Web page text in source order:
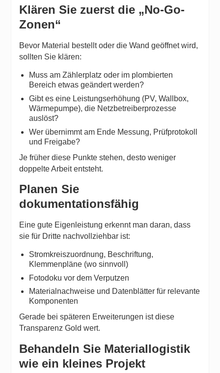
Klären Sie zuerst die „No-Go-
Zonen“
Bevor Material bestellt oder die Wand geöffnet wird,
sollten Sie klären:
Muss am Zählerplatz oder im plombierten
Bereich etwas geändert werden?
Gibt es eine Leistungserhöhung (PV, Wallbox,
Wärmepumpe), die Netzbetreiberprozesse
auslöst?
Wer übernimmt am Ende Messung, Prüfprotokoll
und Freigabe?
Je früher diese Punkte stehen, desto weniger
doppelte Arbeit entsteht.
Planen Sie
dokumentationsfähig
Eine gute Eigenleistung erkennt man daran, dass
sie für Dritte nachvollziehbar ist:
Stromkreiszuordnung, Beschriftung,
Klemmenpläne (wo sinnvoll)
Fotodoku vor dem Verputzen
Materialnachweise und Datenblätter für relevante
Komponenten
Gerade bei späteren Erweiterungen ist diese
Transparenz Gold wert.
Behandeln Sie Materiallogistik
wie ein kleines Projekt